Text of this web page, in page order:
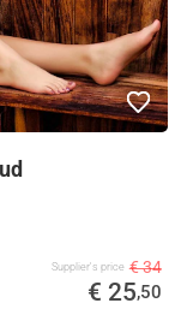
Supplier's price € 34
€ 25,50